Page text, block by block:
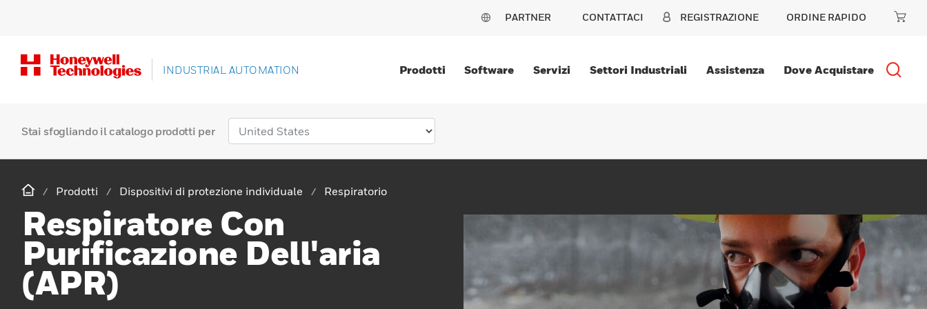
PARTNER CONTATTACI REGISTRAZIONE ORDINE RAPIDO
INDUSTRIAL AUTOMATION Prodotti Software Servizi Settori Industriali Assistenza Dove Acquistare
Stai sfogliando il catalogo prodotti per
Prodotti Dispositivi di protezione individuale Respiratorio
Respiratore Con
Purificazione Dell'aria
(APR)